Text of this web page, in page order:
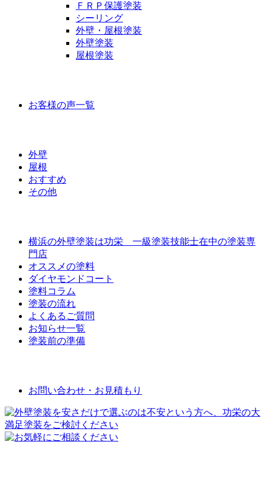
ＦＲＰ保護塗装
シーリング
外壁・屋根塗装
外壁塗装
屋根塗装
お客様の声一覧
外壁
屋根
おすすめ
その他
横浜の外壁塗装は功栄 一級塗装技能士在中の塗装専
門店
オススメの塗料
ダイヤモンドコート
塗料コラム
塗装の流れ
よくあるご質問
お知らせ一覧
塗装前の準備
お問い合わせ・お見積もり